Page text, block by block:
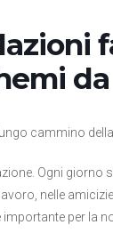
cammino
Ogni
nelle
per la